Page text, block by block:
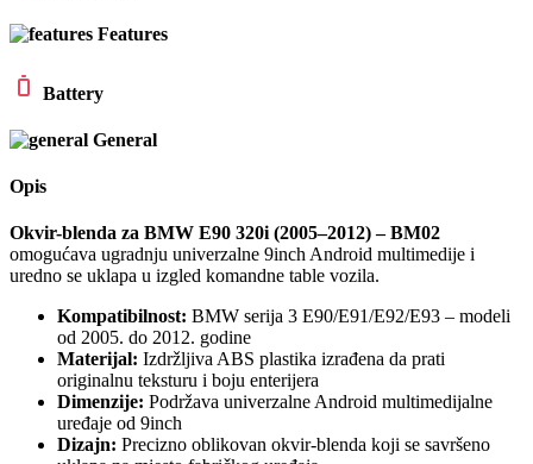
Features
Battery
General
Opis
Okvir-blenda za BMW E90 320i (2005–2012) – BM02
omogućava ugradnju univerzalne 9inch Android multimedije i
uredno se uklapa u izgled komandne table vozila.
Kompatibilnost: BMW serija 3 E90/E91/E92/E93 – modeli
od 2005. do 2012. godine
Materijal: Izdržljiva ABS plastika izrađena da prati
originalnu teksturu i boju enterijera
Dimenzije: Podržava univerzalne Android multimedijalne
uređaje od 9inch
Dizajn: Precizno oblikovan okvir-blenda koji se savršeno